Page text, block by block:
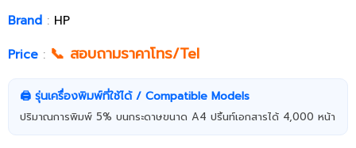
Brand : HP
Price : 📞 สอบถามราคาโทร/Tel
🖨️ รุ่นเครื่องพิมพ์ที่ใช้ได้ / Compatible Models
ปริมาณการพิมพ์ 5% บนกระดาษขนาด A4 ปริ้นท์เอกสารได้ 4,000 หน้า